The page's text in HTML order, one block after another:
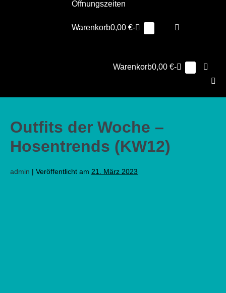
Öffnungszeiten
Warenkorb
Warenkorb0,00 €-
Suche-
Warenkorb
Warenkorb0,00 €-
Outfits der Woche –
Hosentrends (KW12)
admin | Veröffentlicht am 21. März 2023